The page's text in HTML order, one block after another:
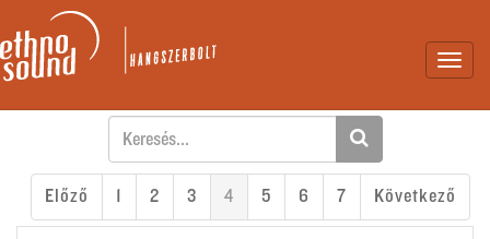
Előző 1 2 3 4 5 6 7 Következő